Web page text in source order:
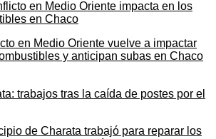
en Medio Oriente vuelve a impactar
y anticipan subas en Chaco
de Charata trabajó para reparar los